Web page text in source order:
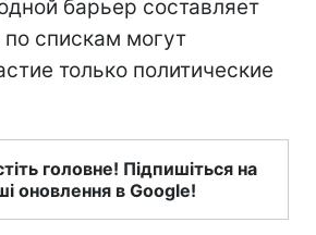
барьер составляет
спискам могут
только политические
головне! Підпишіться на
оновлення в Google!